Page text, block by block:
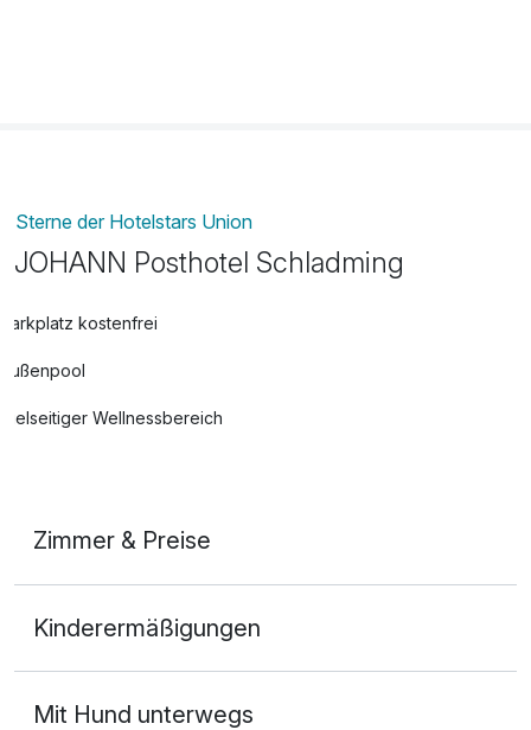
Sterne der Hotelstars Union
JOHANN Posthotel Schladming
Parkplatz kostenfrei
Außenpool
Vielseitiger Wellnessbereich
Zimmer & Preise
2 Erwachsene
Kinderermäßigungen
Mit Hund unterwegs